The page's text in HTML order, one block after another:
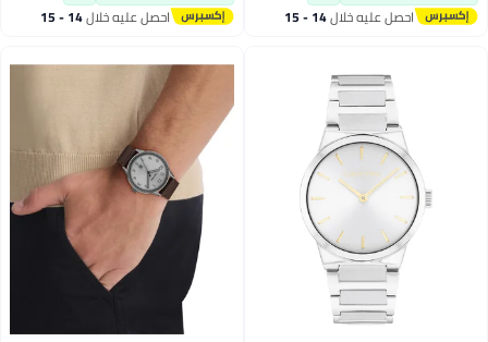
احصل عليه خلال 14 - 15 احصل عليه خلال 14 - 15